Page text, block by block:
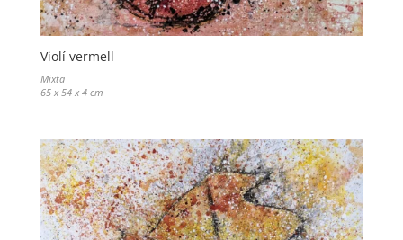
Violí vermell
Mixta
65 x 54 x 4 cm